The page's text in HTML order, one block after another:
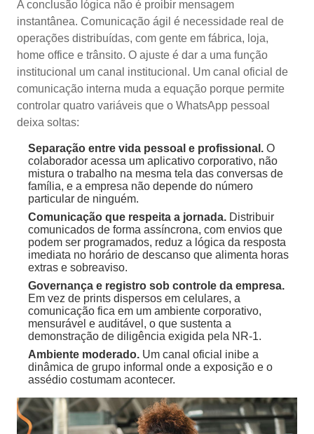
A conclusão lógica não é proibir mensagem
instantânea. Comunicação ágil é necessidade real de
operações distribuídas, com gente em fábrica, loja,
home office e trânsito. O ajuste é dar a uma função
institucional um canal institucional. Um canal oficial de
comunicação interna muda a equação porque permite
controlar quatro variáveis que o WhatsApp pessoal
deixa soltas:
Separação entre vida pessoal e profissional. O
colaborador acessa um aplicativo corporativo, não
mistura o trabalho na mesma tela das conversas de
família, e a empresa não depende do número
particular de ninguém.
Comunicação que respeita a jornada. Distribuir
comunicados de forma assíncrona, com envios que
podem ser programados, reduz a lógica da resposta
imediata no horário de descanso que alimenta horas
extras e sobreaviso.
Governança e registro sob controle da empresa.
Em vez de prints dispersos em celulares, a
comunicação fica em um ambiente corporativo,
mensurável e auditável, o que sustenta a
demonstração de diligência exigida pela NR-1.
Ambiente moderado. Um canal oficial inibe a
dinâmica de grupo informal onde a exposição e o
assédio costumam acontecer.